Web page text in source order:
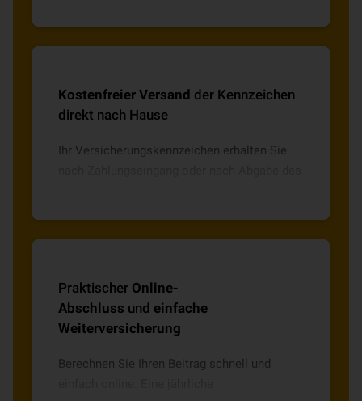
Kostenfreier Versand der Kennzeichen
direkt nach Hause
Ihr Versicherungskennzeichen erhalten Sie
Praktischer Online-
Abschluss und einfache
Weiterversicherung
Berechnen Sie Ihren Beitrag schnell und